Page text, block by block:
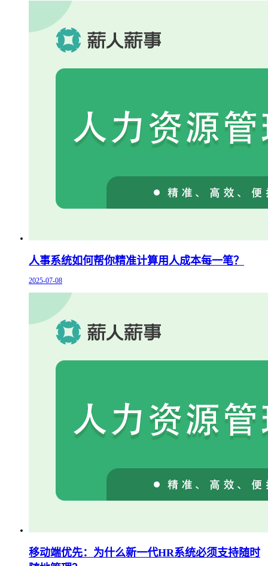
人事系统如何帮你精准计算用人成本每一笔？
2025-07-08
移动端优先：为什么新一代HR系统必须支持随时